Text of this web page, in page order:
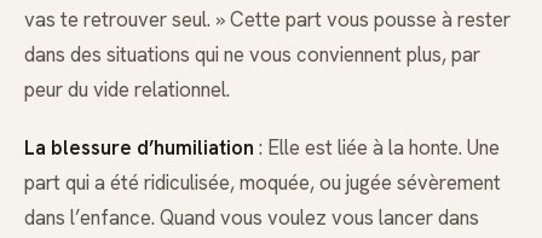
vas te retrouver seul. » Cette part vous pousse à rester
dans des situations qui ne vous conviennent plus, par
peur du vide relationnel.
La blessure d’humiliation : Elle est liée à la honte. Une
part qui a été ridiculisée, moquée, ou jugée sévèrement
dans l’enfance. Quand vous voulez vous lancer dans